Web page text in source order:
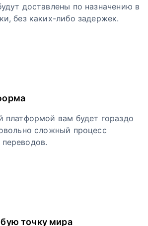
доставлены по назначению в
без каких-либо задержек.
платформой вам будет гораздо
сложный процесс
точку мира